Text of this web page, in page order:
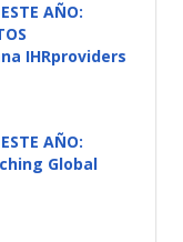
AÑO:
IHRproviders
AÑO:
Global